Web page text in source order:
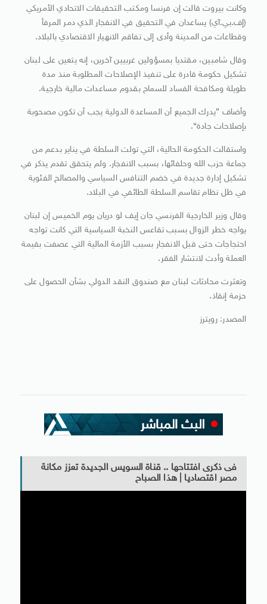
وكانت بيروت قالت إن فرنسا ومكتب التحقيقات الاتحادي الأمريكي
(إف.بي.آي) يساعدان في التحقيق في الانفجار الذي دمر المرفأ
وقطاعات من المدينة وأدى إلى تفاقم الانهيار الاقتصادي بالبلاد.
وقال شامبين، مقتديا بمسؤولين غربيين آخرين، إنه يتعين على لبنان
تشكيل حكومة قادرة على تنفيذ الإصلاحات المطلوبة منذ مدة
طويلة ومكافحة الفساد للسماح بقدوم مساعدات مالية خارجية.
وأضاف ”يدرك الجميع أن المساعدة الدولية يجب أن تكون مصحوبة
بإصلاحات جادة“.
واستقالت الحكومة الحالية، التي تولت السلطة في يناير بدعم من
جماعة حزب الله وحلفائها، بسبب الانفجار. ولم يتحقق تقدم يذكر في
تشكيل إدارة جديدة في خضم التنافس السياسي والمصالح الفئوية
في ظل نظام تقاسم السلطة الطائفي في البلاد.
وقال وزير الخارجية الفرنسي جان إيف لو دريان يوم الخميس إن لبنان
يواجه خطر الزوال بسبب تقاعس النخبة السياسية التي كانت تواجه
احتجاجات حتى قبل الانفجار بسبب الأزمة المالية التي عصفت بقيمة
العملة وأدت لانتشار الفقر.
وتعثرت محادثات لبنان مع صندوق النقد الدولي بشأن الحصول على
حزمة إنقاذ.
المصدر: رويترز
فى ذكرى افتتاحها .. قناة السويس الجديدة تعزز مكانة
مصر اقتصاديا | هذا الصباح